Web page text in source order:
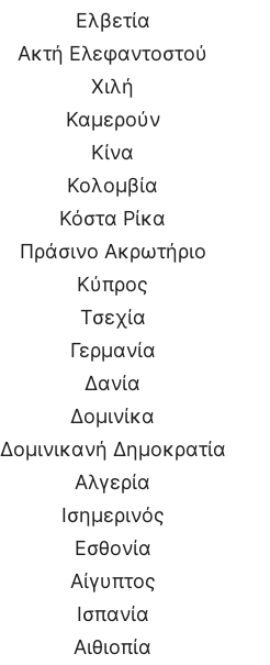
Ελβετία
Ακτή Ελεφαντοστού
Χιλή
Καμερούν
Κίνα
Κολομβία
Κόστα Ρίκα
Πράσινο Ακρωτήριο
Κύπρος
Τσεχία
Γερμανία
Δανία
Δομινίκα
Δομινικανή Δημοκρατία
Αλγερία
Ισημερινός
Εσθονία
Αίγυπτος
Ισπανία
Αιθιοπία